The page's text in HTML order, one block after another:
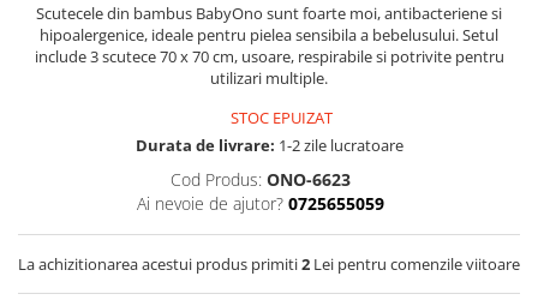
Jucarii educative din lemn
Motociclete
Saltelute si centre de activitati
Set Avioane si submarine
Scutecele din bambus BabyOno sunt foarte moi, antibacteriene si
hipoalergenice, ideale pentru pielea sensibila a bebelusului. Setul
include 3 scutece 70 x 70 cm, usoare, respirabile si potrivite pentru
utilizari multiple.
STOC EPUIZAT
Durata de livrare: 1-2 zile lucratoare
Cod Produs: ONO-6623
Ai nevoie de ajutor? 0725655059
La achizitionarea acestui produs primiti2 Lei pentru comenzile viitoare